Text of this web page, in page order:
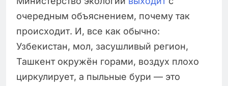
очередным объяснением, почему так
происходит. И, все как обычно:
Узбекистан, мол, засушливый регион,
Ташкент окружён горами, воздух плохо
циркулирует, а пыльные бури — это